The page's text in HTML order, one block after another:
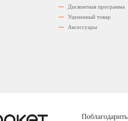
Дисконтная программа
Уцененный товар
Аксессуары
Поблагодарить